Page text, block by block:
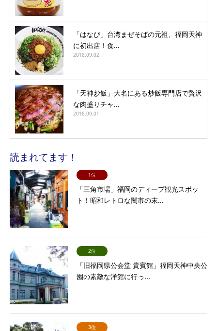
「はなび」台湾まぜそばの元祖、福岡天神
に初出店！食...
2018.09.02
「天神炒飯」大名にある炒飯専門店で贅沢
な肉盛りチャ...
2018.09.01
読まれてます！
1位
「三角市場」福岡のディープ観光スポッ
ト！昭和レトロな闇市の末...
2位
「旧福岡県公会堂 貴賓館」福岡天神中央公
園の素敵な洋館に行っ...
3位